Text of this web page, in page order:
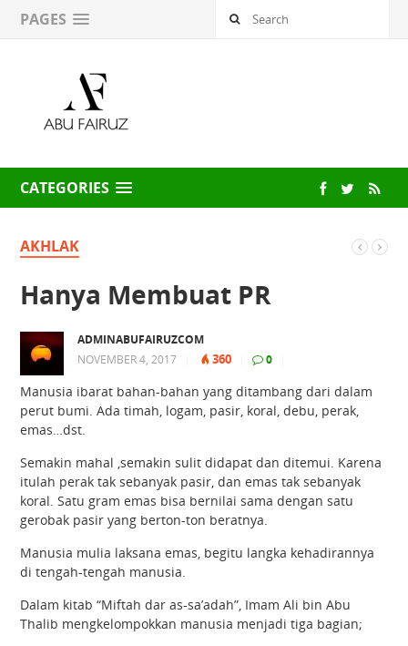
PAGES
CATEGORIES
AKHLAK
Hanya Membuat PR
ADMINABUFAIRUZCOM
NOVEMBER 4, 2017
360 0
Manusia ibarat bahan-bahan yang ditambang dari dalam
perut bumi. Ada timah, logam, pasir, koral, debu, perak,
emas…dst.
Semakin mahal ,semakin sulit didapat dan ditemui. Karena
itulah perak tak sebanyak pasir, dan emas tak sebanyak
koral. Satu gram emas bisa bernilai sama dengan satu
gerobak pasir yang berton-ton beratnya.
Manusia mulia laksana emas, begitu langka kehadirannya
di tengah-tengah manusia.
Dalam kitab “Miftah dar as-sa’adah”, Imam Ali bin Abu
Thalib mengkelompokkan manusia menjadi tiga bagian;